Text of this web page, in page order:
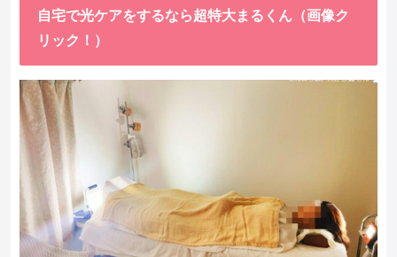
自宅で光ケアをするなら超特大まるくん（画像ク
リック！）